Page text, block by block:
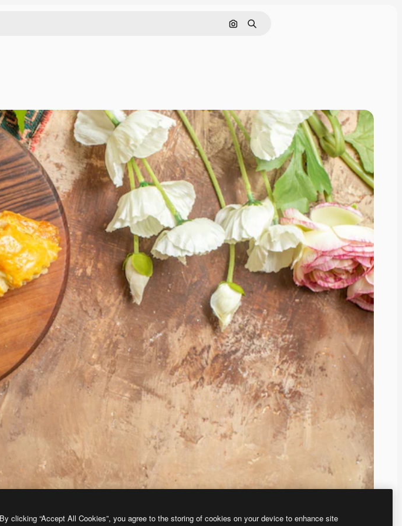
画像で検索
検索
By clicking “Accept All Cookies”, you agree to the storing of cookies on your device to enhance site